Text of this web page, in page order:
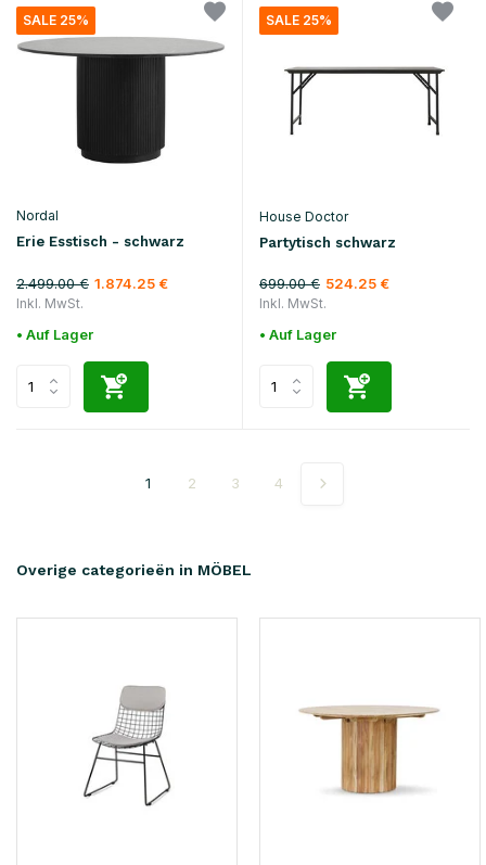
SALE 25%
Nordal
Erie Esstisch - schwarz
2.499.00 € 1.874.25 €
Inkl. MwSt.
• Auf Lager
SALE 25%
House Doctor
Partytisch schwarz
699.00 € 524.25 €
Inkl. MwSt.
• Auf Lager
1 2 3 4
Overige categorieën in MÖBEL